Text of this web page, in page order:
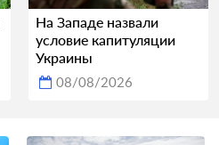
На Западе назвали
условие капитуляции
Украины
08/08/2026